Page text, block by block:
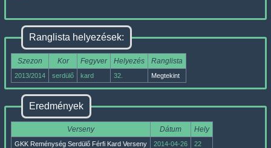
Ranglista helyezések:
Szezon Kor Fegyver Helyezés Ranglista
2013/2014 serdülő kard 32. Megtekint
Eredmények
Verseny Dátum Hely
GKK Reménység Serdülő Férfi Kard Verseny 2014-04-26
22